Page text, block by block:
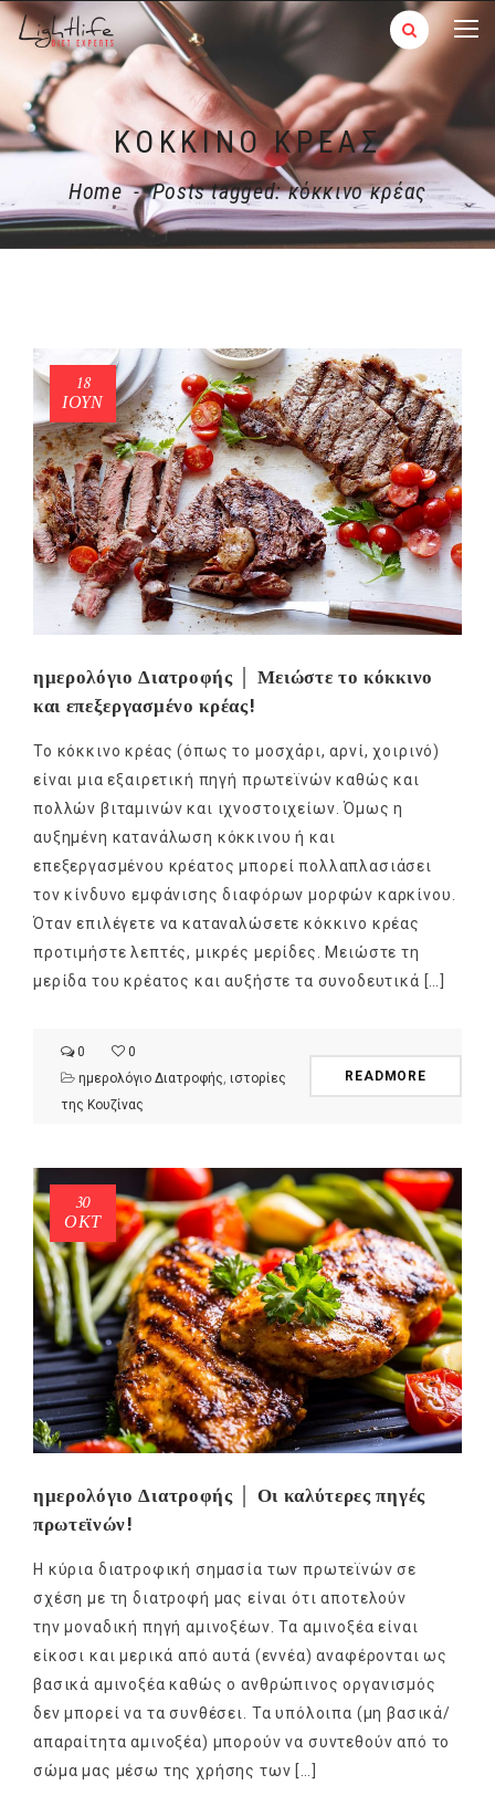
ΚΌΚΚΙΝΟ ΚΡΈΑΣ
Home - Posts tagged: κόκκινο κρέας
18
ΙΟΎΝ
ημερολόγιο Διατροφής │ Μειώστε το κόκκινο
και επεξεργασμένο κρέας!
Το κόκκινο κρέας (όπως το μοσχάρι, αρνί, χοιρινό)
είναι μια εξαιρετική πηγή πρωτεϊνών καθώς και
πολλών βιταμινών και ιχνοστοιχείων. Όμως η
αυξημένη κατανάλωση κόκκινου ή και
επεξεργασμένου κρέατος μπορεί πολλαπλασιάσει
τον κίνδυνο εμφάνισης διαφόρων μορφών καρκίνου.
Όταν επιλέγετε να καταναλώσετε κόκκινο κρέας
προτιμήστε λεπτές, μικρές μερίδες. Μειώστε τη
μερίδα του κρέατος και αυξήστε τα συνοδευτικά […]
0
0
ημερολόγιο Διατροφής ιστορίες
της Κουζίνας
READMORE
30
ΟΚΤ
ημερολόγιο Διατροφής │ Οι καλύτερες πηγές
πρωτεϊνών!
Η κύρια διατροφική σημασία των πρωτεϊνών σε
σχέση με τη διατροφή μας είναι ότι αποτελούν
την μοναδική πηγή αμινοξέων. Τα αμινοξέα είναι
είκοσι και μερικά από αυτά (εννέα) αναφέρονται ως
βασικά αμινοξέα καθώς ο ανθρώπινος οργανισμός
δεν μπορεί να τα συνθέσει. Τα υπόλοιπα (μη βασικά/
απαραίτητα αμινοξέα) μπορούν να συντεθούν από το
σώμα μας μέσω της χρήσης των […]